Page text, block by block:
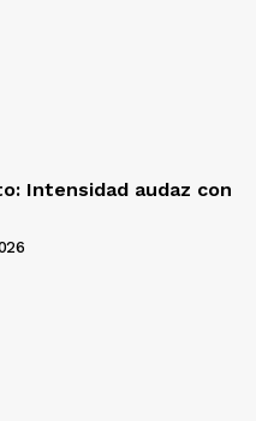
Intensidad audaz con